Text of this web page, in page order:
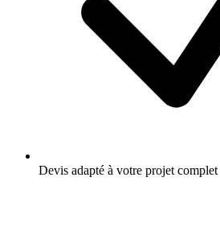
Devis adapté à votre projet complet